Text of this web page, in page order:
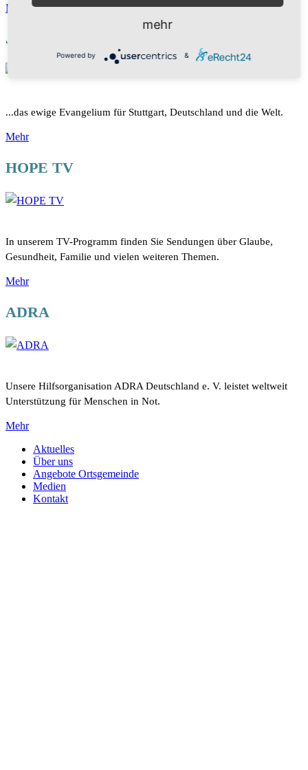
Mehr
Joel Media Ministry
...das ewige Evangelium für Stuttgart, Deutschland und die Welt.
Mehr
HOPE TV
In unserem TV-Programm finden Sie Sendungen über Glaube,
Gesundheit, Familie und vielen weiteren Themen.
Mehr
ADRA
Unsere Hilfsorganisation ADRA Deutschland e. V. leistet weltweit
Unterstützung für Menschen in Not.
Mehr
Aktuelles
Über uns
Angebote Ortsgemeinde
Medien
Kontakt
mehr
Powered by &